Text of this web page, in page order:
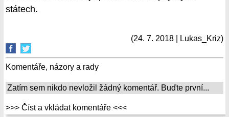
státech.
(24. 7. 2018 | Lukas_Kriz)
Komentáře, názory a rady
Zatím sem nikdo nevložil žádný komentář. Buďte první...
>>> Číst a vkládat komentáře <<<